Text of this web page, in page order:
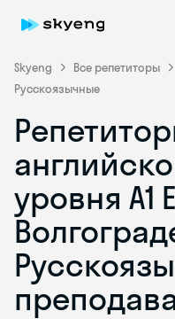
Skyeng Все репетиторы
Русскоязычные
уровня A1
Skyeng Chat